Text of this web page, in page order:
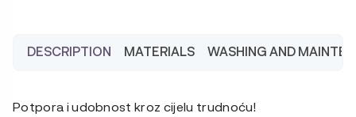
DESCRIPTION MATERIALS WASHING AND
Potpora i udobnost kroz cijelu trudnoću!